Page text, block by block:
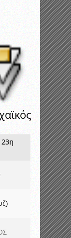
23η